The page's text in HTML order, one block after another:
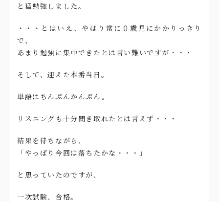
と猛勉強しました。
・・・とはいえ、やはり常に０歳児にかかりっきり
で、
あまり勉強に集中できたとは言い難いですが・・・
そして、迎えた本番当日。
単語はちんぷんかんぷん。
リスニングも十分聞き取れたとは言えず・・・
結果を待ちながら、
「やっぱり今回は落ちたかな・・・」
と思っていたのですが、
一次試験、合格。